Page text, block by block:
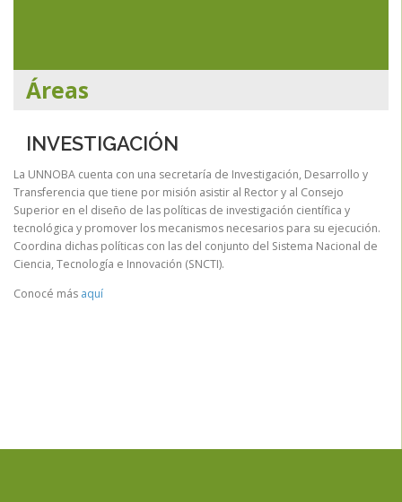
Áreas
INVESTIGACIÓN
La UNNOBA cuenta con una secretaría de Investigación, Desarrollo y
Transferencia que tiene por misión asistir al Rector y al Consejo
Superior en el diseño de las políticas de investigación científica y
tecnológica y promover los mecanismos necesarios para su ejecución.
Coordina dichas políticas con las del conjunto del Sistema Nacional de
Ciencia, Tecnología e Innovación (SNCTI).
Conocé más aquí